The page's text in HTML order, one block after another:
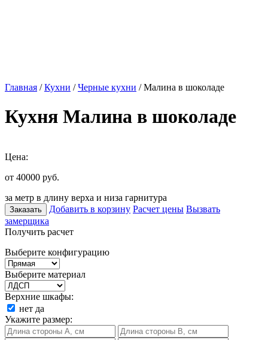
Главная /Кухни /Черные кухни / Малина в шоколаде
Кухня Малина в шоколаде
Цена:
от 40000 руб.
за метр в длину верха и низа гарнитура
Заказать Добавить в корзину Расчет цены Вызвать
замерщика
Получить расчет
Выберите конфигурацию
Выберите материал
Верхние шкафы:
нет да
Укажите размер: